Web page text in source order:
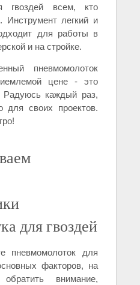
гвоздей всем, кто
Инструмент легкий и
для работы в
и на стройке.
пневмомолоток
цене - это
Радуюсь каждый раз,
для своих проектов.
для гвоздей
пневмомолоток для
факторов, на
внимание,